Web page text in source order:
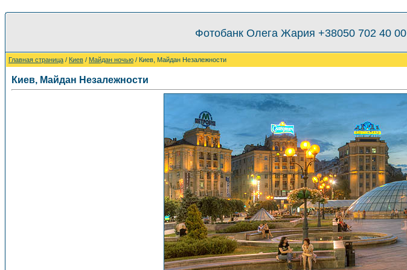
Фотобанк Олега Жария +38050 702 40 00
Главная страница / Киев / Майдан ночью / Киев, Майдан Незалежности
Киев, Майдан Незалежности